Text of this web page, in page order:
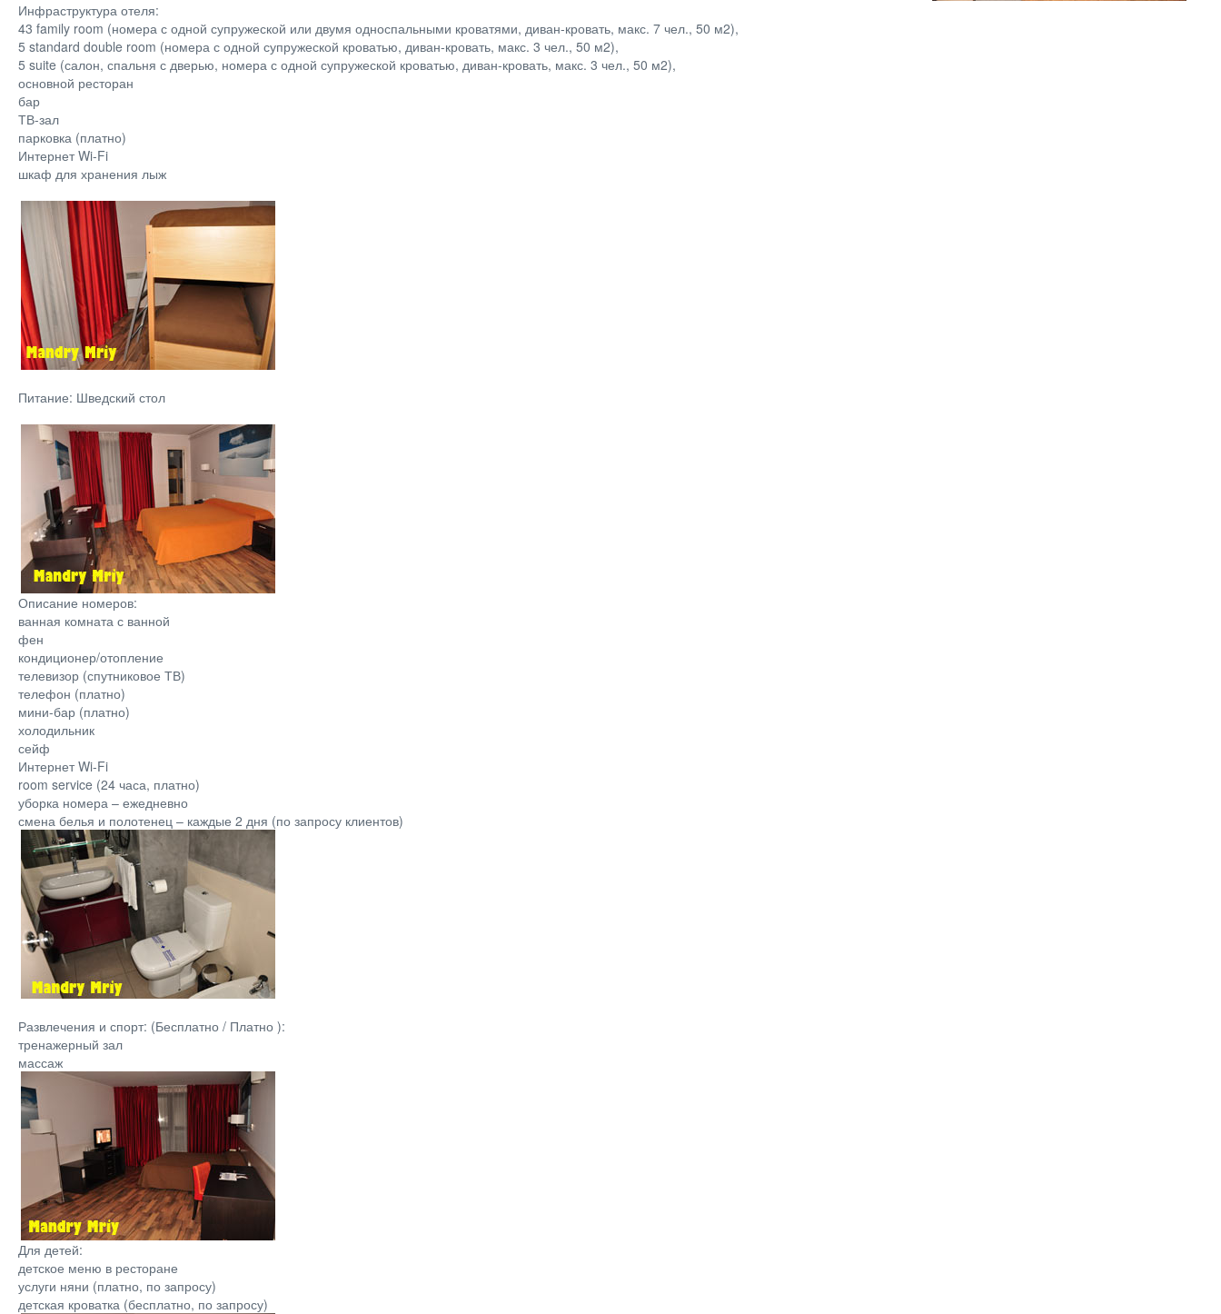
Инфраструктура отеля:
43 family room (номера с одной супружеской или двумя односпальными кроватями, диван-кровать, макс. 7 чел., 50 м2),
5 standard double room (номера с одной супружеской кроватью, диван-кровать, макс. 3 чел., 50 м2),
5 suite (салон, спальня с дверью, номера с одной супружеской кроватью, диван-кровать, макс. 3 чел., 50 м2),
основной ресторан
бар
ТВ-зал
парковка (платно)
Интернет Wi-Fi
шкаф для хранения лыж
Питание: Шведский стол
Описание номеров:
ванная комната с ванной
фен
кондиционер/отопление
телевизор (спутниковое ТВ)
телефон (платно)
мини-бар (платно)
холодильник
сейф
Интернет Wi-Fi
room service (24 часа, платно)
уборка номера – ежедневно
смена белья и полотенец – каждые 2 дня (по запросу клиентов)
Развлечения и спорт: (Бесплатно / Платно ):
тренажерный зал
массаж
Для детей:
детское меню в ресторане
услуги няни (платно, по запросу)
детская кроватка (бесплатно, по запросу)